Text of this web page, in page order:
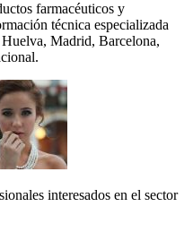
farmacéuticos y
técnica especializada
Madrid, Barcelona,
interesados en el sector